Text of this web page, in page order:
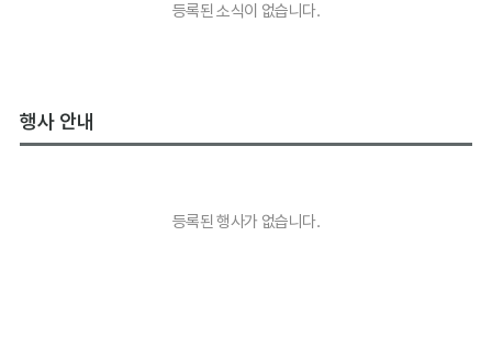
등록된 소식이 없습니다.
행사 안내
등록된 행사가 없습니다.